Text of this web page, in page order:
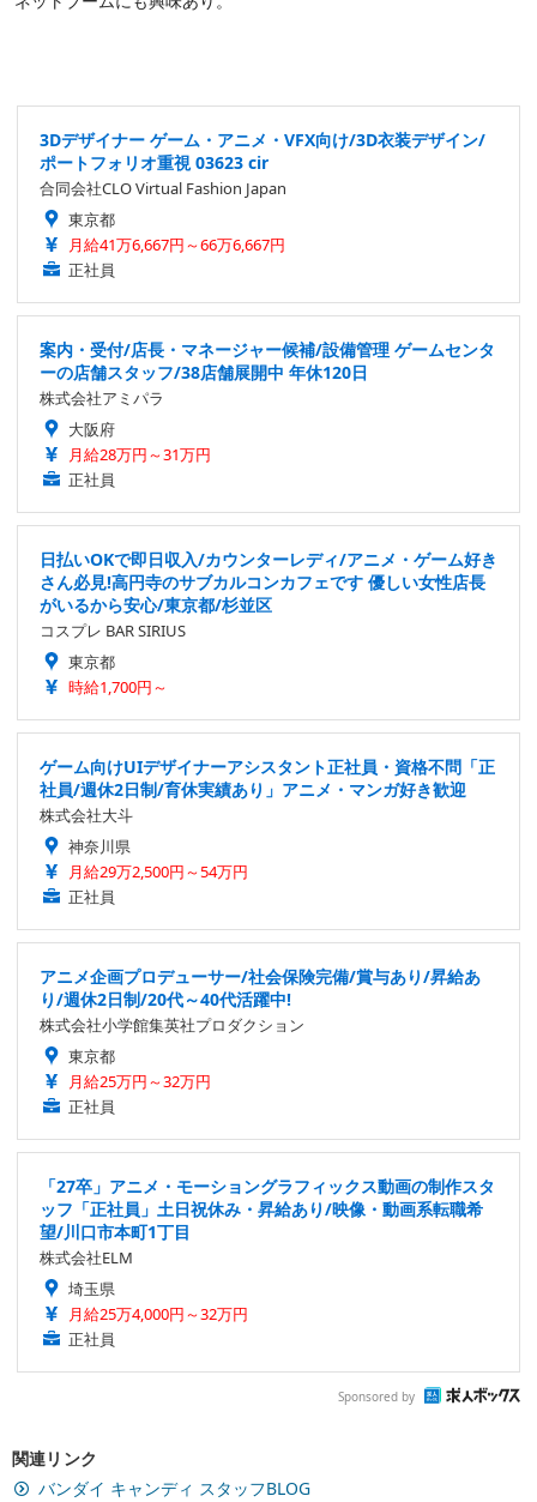
3Dデザイナー ゲーム・アニメ・VFX向け/3D衣装デザイン/
ポートフォリオ重視 03623 cir
合同会社CLO Virtual Fashion Japan
東京都
月給41万6,667円～66万6,667円
正社員
案内・受付/店長・マネージャー候補/設備管理 ゲームセンタ
ーの店舗スタッフ/38店舗展開中 年休120日
株式会社アミパラ
大阪府
月給28万円～31万円
正社員
日払いOKで即日収入/カウンターレディ/アニメ・ゲーム好き
さん必見!高円寺のサブカルコンカフェです 優しい女性店長
がいるから安心/東京都/杉並区
コスプレ BAR SIRIUS
東京都
時給1,700円～
ゲーム向けUIデザイナーアシスタント正社員・資格不問「正
社員/週休2日制/育休実績あり」アニメ・マンガ好き歓迎
株式会社大斗
神奈川県
月給29万2,500円～54万円
正社員
アニメ企画プロデューサー/社会保険完備/賞与あり/昇給あ
り/週休2日制/20代～40代活躍中!
株式会社小学館集英社プロダクション
東京都
月給25万円～32万円
正社員
「27卒」アニメ・モーショングラフィックス動画の制作スタ
ッフ「正社員」土日祝休み・昇給あり/映像・動画系転職希
望/川口市本町1丁目
株式会社ELM
埼玉県
月給25万4,000円～32万円
正社員
Sponsored by
関連リンク
バンダイ キャンディ スタッフBLOG